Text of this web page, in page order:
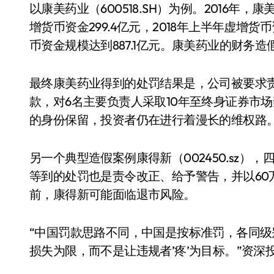
以康美药业（600518.SH）为例。2016年，康
增货币资金299.4亿元，2018年上半年虚增货
币资金规模达到887.1亿元。康美药业的财务
最终康美药业得到的处罚结果是，公司被要
款，对6名主要负责人采取10年至终身证券市
的身份保留，投资者仍在进行着漫长的维权路
另一个典型造假案例康得新（002450.sz），
等到的处罚也是责令改正、给予警告，并以
前，康得新可能面临退市风险。
“中国罚款思路不同，中国是按标准罚，各同
损失为限，而不是让违规者’疼’为目标。”资